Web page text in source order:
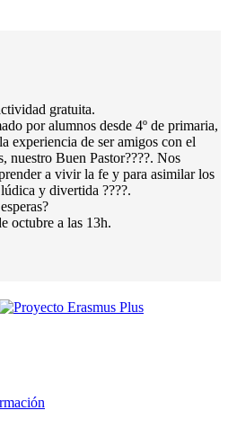
gratuita.
por alumnos desde 4º de primaria,
experiencia de ser amigos con el
nuestro Buen Pastor????. Nos
a vivir la fe y para asimilar los
y divertida ????.
octubre a las 13h.